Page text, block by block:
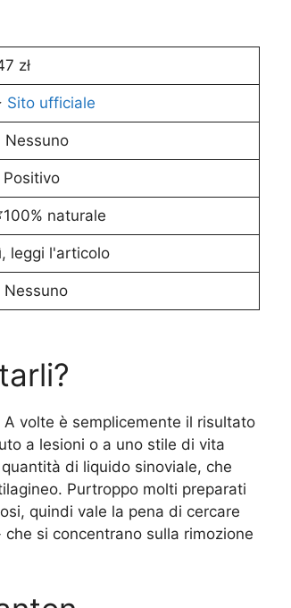
zł
Sito ufficiale
Nessuno
Positivo
naturale
leggi l'articolo
Nessuno
volte è semplicemente il risultato
a lesioni o a uno stile di vita
di liquido sinoviale, che
Purtroppo molti preparati
quindi vale la pena di cercare
che si concentrano sulla rimozione